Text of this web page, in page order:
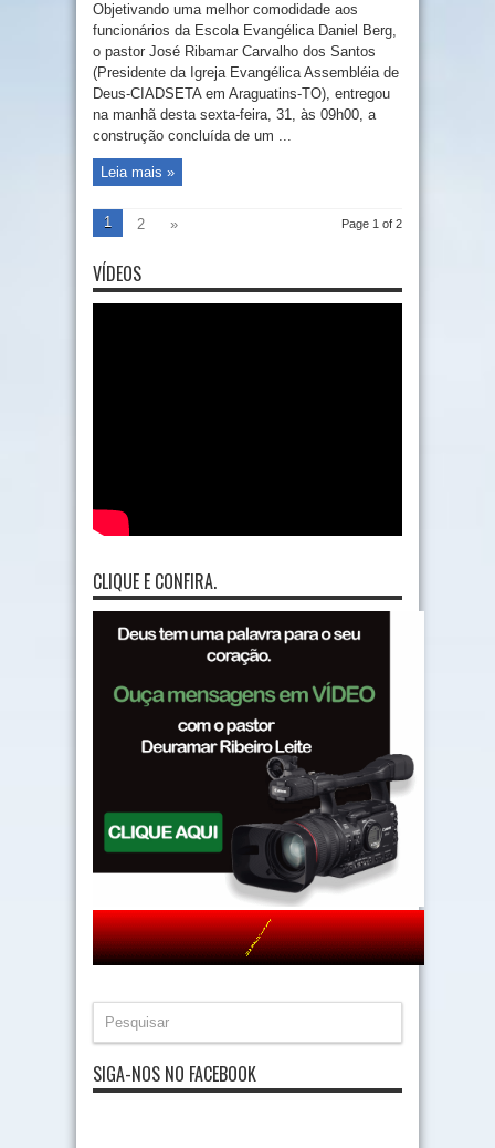
Objetivando uma melhor comodidade aos
funcionários da Escola Evangélica Daniel Berg,
o pastor José Ribamar Carvalho dos Santos
(Presidente da Igreja Evangélica Assembléia de
Deus-CIADSETA em Araguatins-TO), entregou
na manhã desta sexta-feira, 31, às 09h00, a
construção concluída de um ...
Leia mais »
Page 1 of 2
1 2 »
VÍDEOS
CLIQUE E CONFIRA.
SIGA-NOS NO FACEBOOK